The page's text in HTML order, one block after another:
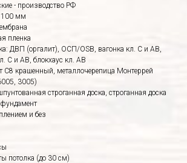
- производство РФ
100 мм
пленка
ДВП (оргалит), ОСП/OSB, вагонка кл. С и АВ,
С и АВ, блокхаус кл. АВ
С8 крашенный, металлочерепица Монтеррей
3005)
строганная доска, строганная доска
и без
потолка (до 30 см)